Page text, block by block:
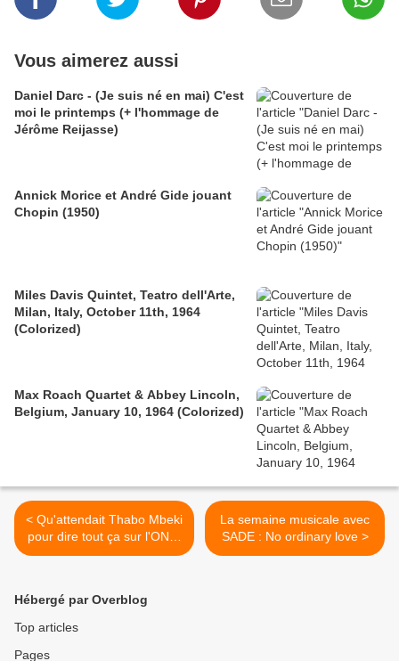
Vous aimerez aussi
Daniel Darc - (Je suis né en mai) C'est
moi le printemps (+ l'hommage de
Jérôme Reijasse)
Annick Morice et André Gide jouant
Chopin (1950)
Miles Davis Quintet, Teatro dell'Arte,
Milan, Italy, October 11th, 1964
(Colorized)
Max Roach Quartet & Abbey Lincoln,
Belgium, January 10, 1964 (Colorized)
< Qu'attendait Thabo Mbeki
pour dire tout ça sur l'ONU,
les rebelles, l'UA, Ouattara
La semaine musicale avec
SADE : No ordinary love >
Hébergé par Overblog
Top articles
Pages